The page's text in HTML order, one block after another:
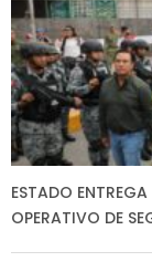
ESTADO
OPERATIVO DE